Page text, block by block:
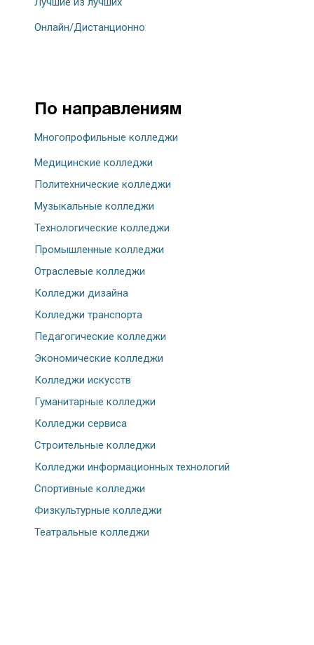
Онлайн/Дистанционно
По направлениям
Многопрофильные колледжи
Медицинские колледжи
Политехнические колледжи
Музыкальные колледжи
Технологические колледжи
Промышленные колледжи
Отраслевые колледжи
Колледжи дизайна
Колледжи транспорта
Педагогические колледжи
Экономические колледжи
Колледжи искусств
Гуманитарные колледжи
Колледжи сервиса
Строительные колледжи
Колледжи информационных технологий
Спортивные колледжи
Физкультурные колледжи
Театральные колледжи